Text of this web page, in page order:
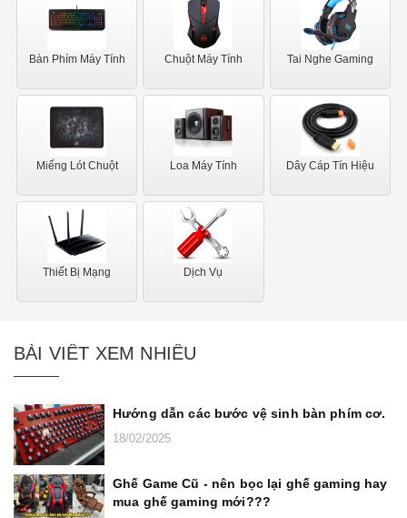
Bàn Phím Máy Tính Chuột Máy Tính Tai Nghe Gaming
Miếng Lót Chuột Loa Máy Tính Dây Cáp Tín Hiệu
Thiết Bị Mạng Dịch Vụ
BÀI VIẾT XEM NHIỀU
Hướng dẫn các bước vệ sinh bàn phím cơ.
18/02/2025
Ghế Game Cũ - nên bọc lại ghế gaming hay
mua ghế gaming mới???